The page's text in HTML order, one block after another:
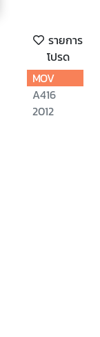
รายการ
โปรด
MOV
A416
2012